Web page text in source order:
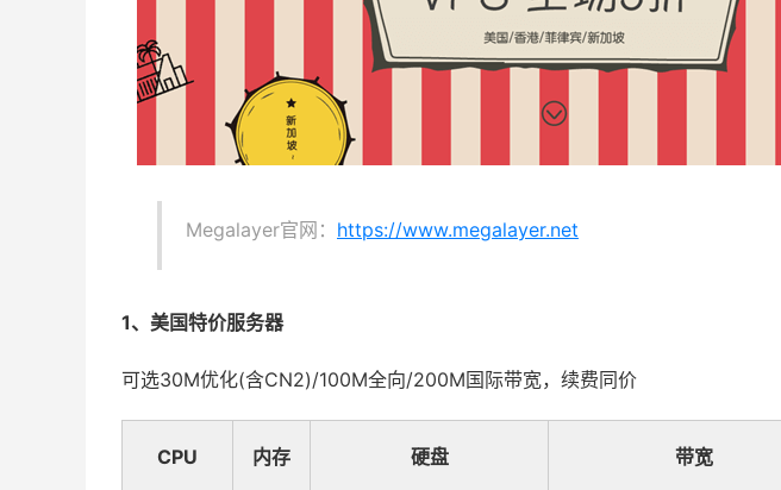
Megalayer官网： https://www.megalayer.net
1、美国特价服务器
可选30M优化(含CN2)/100M全向/200M国际带宽，续费同价
CPU 内存 硬盘 带宽